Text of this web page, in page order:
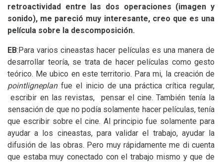
retroactividad entre las dos operaciones (imagen y
sonido), me pareció muy interesante, creo que es una
película sobre la descomposición.
EB:Para varios cineastas hacer películas es una manera de
desarrollar teoría, se trata de hacer películas como gesto
teórico. Me ubico en este territorio. Para mi, la creación de
pointligneplanfue el inicio de una práctica crítica regular,
escribir en las revistas, pensar el cine. También tenía la
sensación de que no podía solamente hacer películas, tenía
que escribir sobre el cine. Al principio fue solamente para
ayudar a los cineastas, para validar el trabajo, ayudar la
difusión de las obras. Pero muy rápidamente me di cuenta
que estaba muy conectado con el trabajo mismo y que de